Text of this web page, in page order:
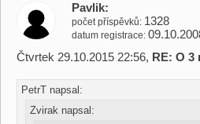
Pavlik
počet příspěvků 1328
datum registrace
Čtvrtek 29.10.2015 22:56, RE: O 3
PetrT napsal:
Zvirak napsal: